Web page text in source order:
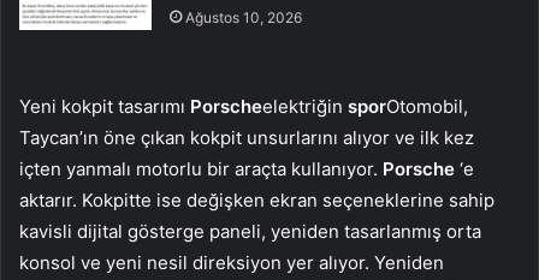
Ağustos 10, 2026
Yeni kokpit tasarımı Porscheelektriğin sporOtomobil,
Taycan’ın öne çıkan kokpit unsurlarını alıyor ve ilk kez
içten yanmalı motorlu bir araçta kullanıyor. Porsche ‘e
aktarır. Kokpitte ise değişken ekran seçeneklerine sahip
kavisli dijital gösterge paneli, yeniden tasarlanmış orta
konsol ve yeni nesil direksiyon yer alıyor. Yeniden